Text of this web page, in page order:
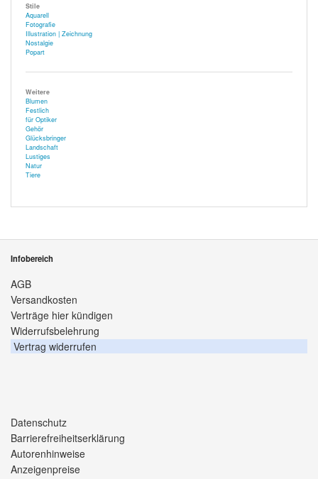
Stile
Aquarell
Fotografie
Illustration | Zeichnung
Nostalgie
Popart
Weitere
Blumen
Festlich
für Optiker
Gehör
Glücksbringer
Landschaft
Lustiges
Natur
Tiere
Infobereich
AGB
Versandkosten
Verträge hier kündigen
Widerrufsbelehrung
Vertrag widerrufen
Datenschutz
Barrierefreiheitserklärung
Autorenhinweise
Anzeigenpreise